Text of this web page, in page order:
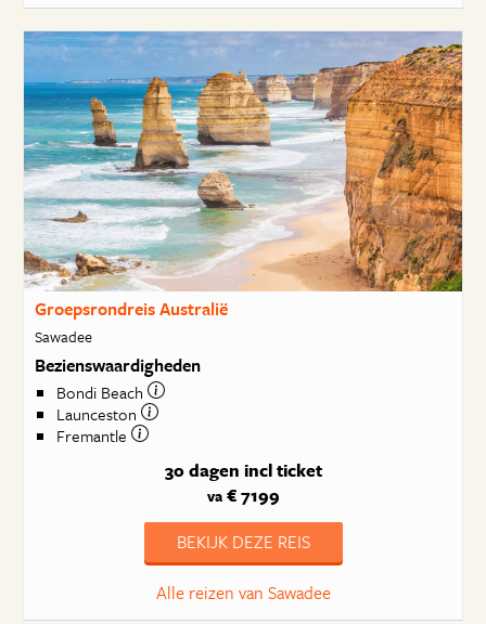
Groepsrondreis Australië
Sawadee
Bezienswaardigheden
Bondi Beach
Launceston
Fremantle
30 dagen incl ticket
va€ 7199
BEKIJK DEZE REIS
Alle reizen van Sawadee